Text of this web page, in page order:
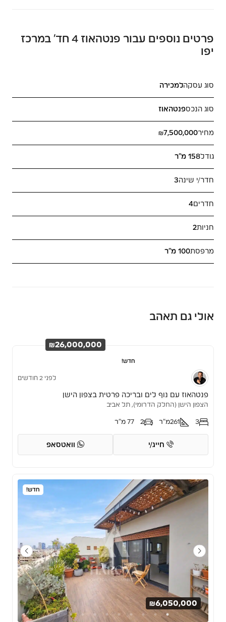
פרטים נוספים עבור פנטהאוז 4 חד’ במרכז
יפו
סוג עסקהלמכירה
סוג הנכספנטהאוז
מחיר₪7,500,000
גודל158 מ"ר
חדר/י שינה3
חדרים4
חניות2
מרפסת100 מ"ר
אולי גם תאהב
חדש!
₪26,000,000
לפני 2 חודשים
פנטהאוז עם נוף לים ובריכה פרטית בצפון הישן
הצפון הישן (החלק הדרומי), תל אביב
3
261מ"ר 2 77 מ"ר
חייג/י וואטסאפ
חדש!
₪6,050,000